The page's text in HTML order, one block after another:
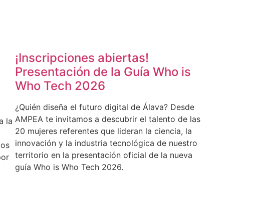
la
¡Inscripciones abiertas!
Presentación de la Guía Who is
Who Tech 2026
¿Quién diseña el futuro digital de Álava? Desde
AMPEA te invitamos a descubrir el talento de las
20 mujeres referentes que lideran la ciencia, la
innovación y la industria tecnológica de nuestro
territorio en la presentación oficial de la nueva
guía Who is Who Tech 2026.